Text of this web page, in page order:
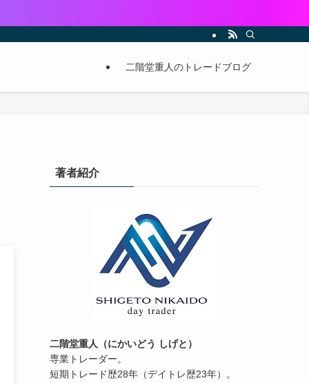
二階堂重人のトレードブログ
著者紹介
二階堂重人（にかいどう しげと）
専業トレーダー。
短期トレード歴28年（デイトレ歴23年）。